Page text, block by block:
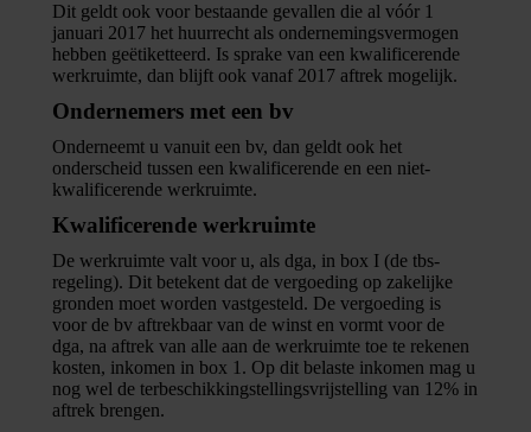
Dit geldt ook voor bestaande gevallen die al vóór 1
januari 2017 het huurrecht als ondernemingsvermogen
hebben geëtiketteerd. Is sprake van een kwalificerende
werkruimte, dan blijft ook vanaf 2017 aftrek mogelijk.
Ondernemers met een bv
Onderneemt u vanuit een bv, dan geldt ook het
onderscheid tussen een kwalificerende en een niet-
kwalificerende werkruimte.
Kwalificerende werkruimte
De werkruimte valt voor u, als dga, in box I (de tbs-
regeling). Dit betekent dat de vergoeding op zakelijke
gronden moet worden vastgesteld. De vergoeding is
voor de bv aftrekbaar van de winst en vormt voor de
dga, na aftrek van alle aan de werkruimte toe te rekenen
kosten, inkomen in box 1. Op dit belaste inkomen mag u
nog wel de terbeschikkingstellingsvrijstelling van 12% in
aftrek brengen.